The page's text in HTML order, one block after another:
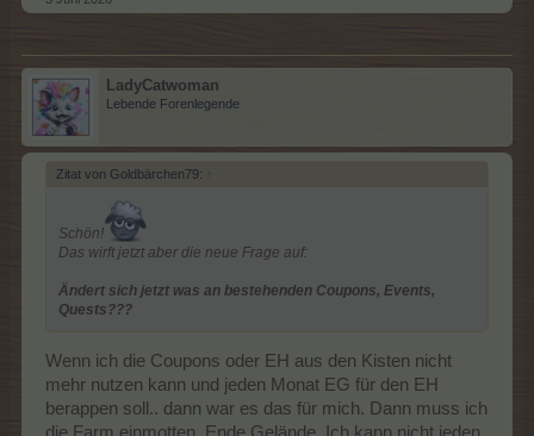
LadyCatwoman
Lebende Forenlegende
Zitat von Goldbärchen79: ↑
Schön!
Das wirft jetzt aber die neue Frage auf:
Ändert sich jetzt was an bestehenden Coupons, Events,
Quests???
Wenn ich die Coupons oder EH aus den Kisten nicht
mehr nutzen kann und jeden Monat EG für den EH
berappen soll.. dann war es das für mich. Dann muss ich